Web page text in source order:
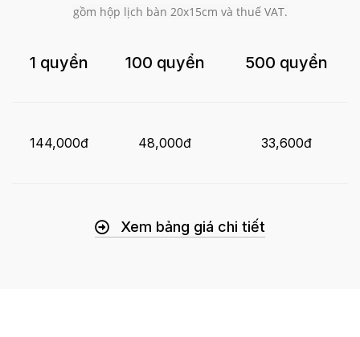
gồm hộp lịch bàn 20x15cm và thuế VAT.
1 quyển 100 quyển 500 quyển
144,000đ 48,000đ 33,600đ
Xem bảng giá chi tiết